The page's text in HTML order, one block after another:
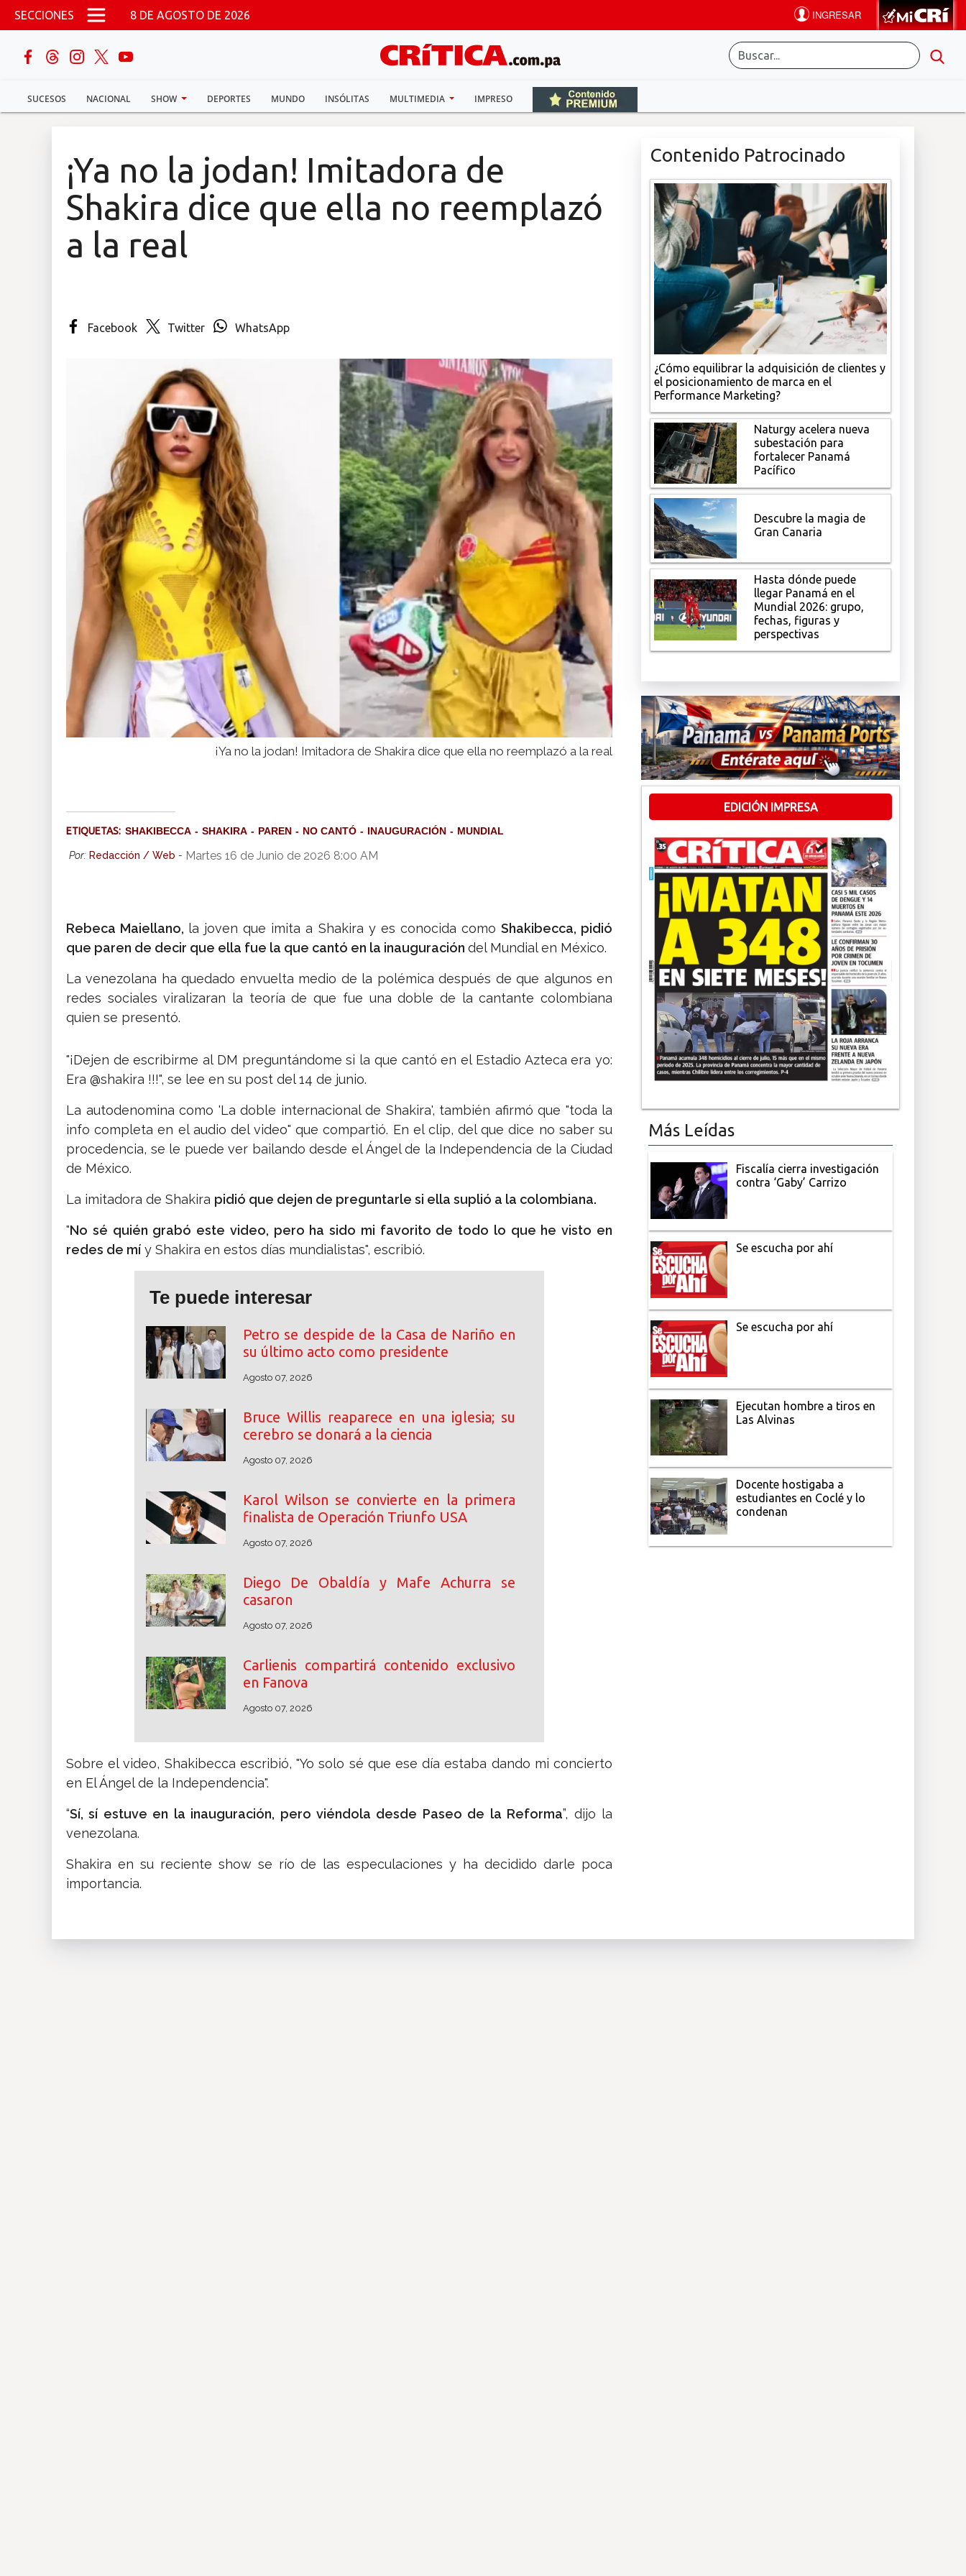
Pasar al contenido principal
SECCIONES 8 DE AGOSTO DE 2026
SUCESOS NACIONAL SHOW DEPORTES MUNDO INSÓLITAS MULTIMEDIA IMPRESO
buscar
Sucesos
¡Ya no la jodan! Imitadora de
Shakira dice que ella no reemplazó
a la real
Facebook Twitter WhatsApp
¡Ya no la jodan! Imitadora de Shakira dice que ella no reemplazó a la real
ETIQUETAS: SHAKIBECCA SHAKIRA PAREN NO CANTÓ INAUGURACIÓN MUNDIAL
Por: Redacción / Web - Martes 16 de Junio de 2026 8:00 AM
Rebeca Maiellano, la joven que imita a Shakira y es conocida como Shakibecca, pidió
que paren de decir que ella fue la que cantó en la inauguración del Mundial en México.
La venezolana ha quedado envuelta medio de la polémica después de que algunos en
redes sociales viralizaran la teoría de que fue una doble de la cantante colombiana
quien se presentó.
"¡Dejen de escribirme al DM preguntándome si la que cantó en el Estadio Azteca era yo:
Era @shakira !!!", se lee en su post del 14 de junio.
La autodenomina como 'La doble internacional de Shakira', también afirmó que "toda la
info completa en el audio del video" que compartió. En el clip, del que dice no saber su
procedencia, se le puede ver bailando desde el Ángel de la Independencia de la Ciudad
de México.
La imitadora de Shakira pidió que dejen de preguntarle si ella suplió a la colombiana.
"No sé quién grabó este video, pero ha sido mi favorito de todo lo que he visto en
redes de mí y Shakira en estos días mundialistas", escribió.
Te puede interesar
Petro se despide de la Casa de Nariño en
su último acto como presidente
Agosto 07, 2026
Bruce Willis reaparece en una iglesia; su
cerebro se donará a la ciencia
Agosto 07, 2026
Karol Wilson se convierte en la primera
finalista de Operación Triunfo USA
Agosto 07, 2026
Diego De Obaldía y Mafe Achurra se
casaron
Agosto 07, 2026
Carlienis compartirá contenido exclusivo
en Fanova
Agosto 07, 2026
Sobre el video, Shakibecca escribió, "Yo solo sé que ese día estaba dando mi concierto
en El Ángel de la Independencia".
“Sí, sí estuve en la inauguración, pero viéndola desde Paseo de la Reforma”, dijo la
venezolana.
Shakira en su reciente show se río de las especulaciones y ha decidido darle poca
importancia.
Contenido Patrocinado
¿Cómo equilibrar la adquisición de clientes y
el posicionamiento de marca en el
Performance Marketing?
Naturgy acelera nueva
subestación para
fortalecer Panamá
Pacífico
Descubre la magia de
Gran Canaria
Hasta dónde puede
llegar Panamá en el
Mundial 2026: grupo,
fechas, figuras y
perspectivas
EDICIÓN IMPRESA
Más Leídas
Fiscalía cierra investigación
contra ‘Gaby’ Carrizo
Se escucha por ahí
Se escucha por ahí
Ejecutan hombre a tiros en
Las Alvinas
Docente hostigaba a
estudiantes en Coclé y lo
condenan